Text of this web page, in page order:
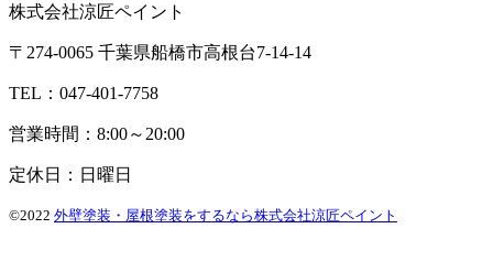
株式会社涼匠ペイント
〒274-0065 千葉県船橋市高根台7-14-14
TEL：047-401-7758
営業時間：8:00～20:00
定休日：日曜日
©2022 外壁塗装・屋根塗装をするなら株式会社涼匠ペイント